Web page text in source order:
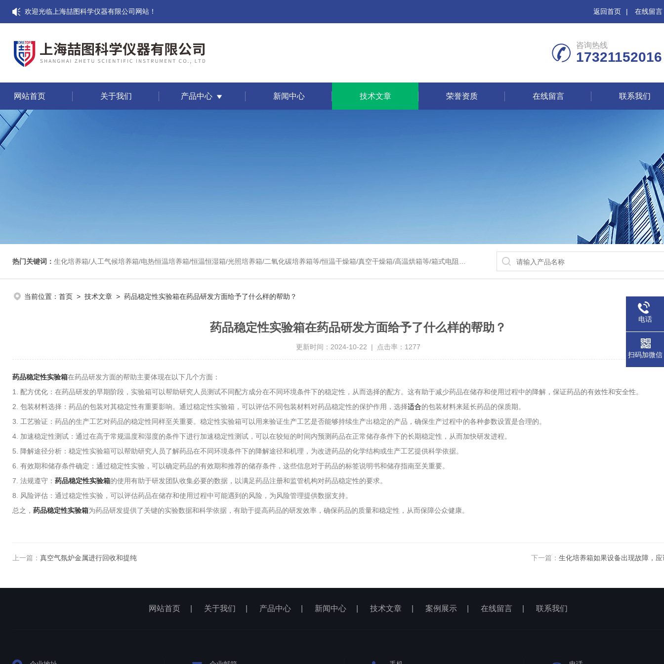
欢迎光临上海喆图科学仪器有限公司网站！ 返回首页 | 在线留言
咨询热线
17321152016
网站首页 关于我们 产品中心 新闻中心 技术文章 荣誉资质 在线留言 联系我们
热门关键词： 生化培养箱/人工气候培养箱/电热恒温培养箱/恒温恒湿箱/光照培养箱/二氧化碳培养箱等/恒温干燥箱/真空干燥箱/高温烘箱等/箱式电阻炉/陶瓷纤维马弗炉/高温马弗炉/管式炉/气氛炉/试验箱/摇床/振荡器/水槽/水浴锅等
当前位置： 首页 > 技术文章 > 药品稳定性实验箱在药品研发方面给予了什么样的帮助？
药品稳定性实验箱在药品研发方面给予了什么样的帮助？
更新时间：2024-10-22 | 点击率：1277
药品稳定性实验箱在药品研发方面的帮助主要体现在以下几个方面：
1. 配方优化：在药品研发的早期阶段，实验箱可以帮助研究人员测试不同配方成分在不同环境条件下的稳定性，从而选择的配方。这有助于减少药品在储存和使用过程中的降解，保证药品的有效性和安全性。
2. 包装材料选择：药品的包装对其稳定性有重要影响。通过稳定性实验箱，可以评估不同包装材料对药品稳定性的保护作用，选择适合的包装材料来延长药品的保质期。
3. 工艺验证：药品的生产工艺对药品的稳定性同样至关重要。稳定性实验箱可以用来验证生产工艺是否能够持续生产出稳定的产品，确保生产过程中的各种参数设置是合理的。
4. 加速稳定性测试：通过在高于常规温度和湿度的条件下进行加速稳定性测试，可以在较短的时间内预测药品在正常储存条件下的长期稳定性，从而加快研发进程。
5. 降解途径分析：稳定性实验箱可以帮助研究人员了解药品在不同环境条件下的降解途径和机理，为改进药品的化学结构或生产工艺提供科学依据。
6. 有效期和储存条件确定：通过稳定性实验，可以确定药品的有效期和推荐的储存条件，这些信息对于药品的标签说明书和储存指南至关重要。
7. 法规遵守： 药品稳定性实验箱的使用有助于研发团队收集必要的数据，以满足药品注册和监管机构对药品稳定性的要求。
8. 风险评估：通过稳定性实验，可以评估药品在储存和使用过程中可能遇到的风险，为风险管理提供数据支持。
总之， 药品稳定性实验箱为药品研发提供了关键的实验数据和科学依据，有助于提高药品的研发效率，确保药品的质量和稳定性，从而保障公众健康。
上一篇： 真空气氛炉金属进行回收和提纯 下一篇： 生化培养箱如果设备出现故障，
网站首页 关于我们 产品中心 新闻中心 技术文章 案例展示 在线留言 联系我们
电话
扫码加微信